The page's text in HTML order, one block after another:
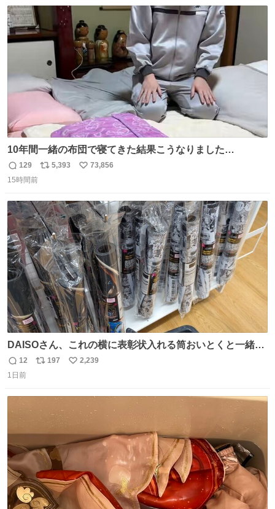
人＿ ＞今日は私服＜ ￣Y^Y^Y^Y^Y^￣ #白樹鳥取大阪コ
ナン旅行2026
ト
数
数
10年間一緒の布団で寝てきた結果こうなりました…
返
信
129
リ
ト
数
5,393
い
数
73,856
15時間前
DAISOさん、これの横に表彰状入れる筒おいとくと一緒に
売れますのでご検討下さい
返
信
12
リ
197
い
2,239
1日前